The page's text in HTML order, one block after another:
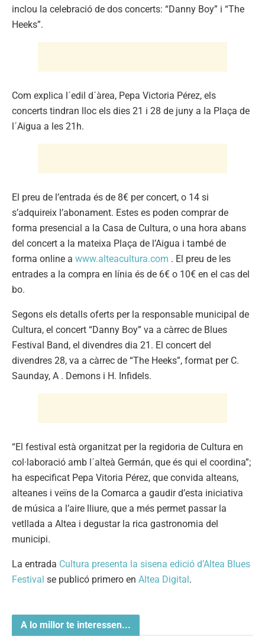
inclou la celebració de dos concerts: “Danny Boy” i “The
Heeks”.
Com explica l´edil d´àrea, Pepa Victoria Pérez, els
concerts tindran lloc els dies 21 i 28 de juny a la Plaça de
l´Aigua a les 21h.
El preu de l’entrada és de 8€ per concert, o 14 si
s’adquireix l’abonament. Estes es poden comprar de
forma presencial a la Casa de Cultura, o una hora abans
del concert a la mateixa Plaça de l’Aigua i també de
forma online a www.alteacultura.com . El preu de les
entrades a la compra en línia és de 6€ o 10€ en el cas del
bo.
Segons els detalls oferts per la responsable municipal de
Cultura, el concert “Danny Boy” va a càrrec de Blues
Festival Band, el divendres dia 21. El concert del
divendres 28, va a càrrec de “The Heeks”, format per C.
Saunday, A . Demons i H. Infidels.
“El festival està organitzat per la regidoria de Cultura en
col·laboració amb l´alteà Germán, que és qui el coordina”;
ha especificat Pepa Vitoria Pérez, que convida alteans,
alteanes i veïns de la Comarca a gaudir d’esta iniciativa
de música a l’aire lliure, que a més permet passar la
vetllada a Altea i degustar la rica gastronomia del
municipi.
La entrada Cultura presenta la sisena edició d’Altea Blues
Festival se publicó primero en Altea Digital.
A lo millor te interessen...